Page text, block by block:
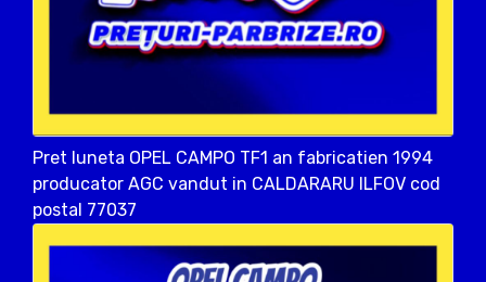
Pret luneta OPEL CAMPO TF1 an fabricatien 1994
producator AGC vandut in CALDARARU ILFOV cod
postal 77037